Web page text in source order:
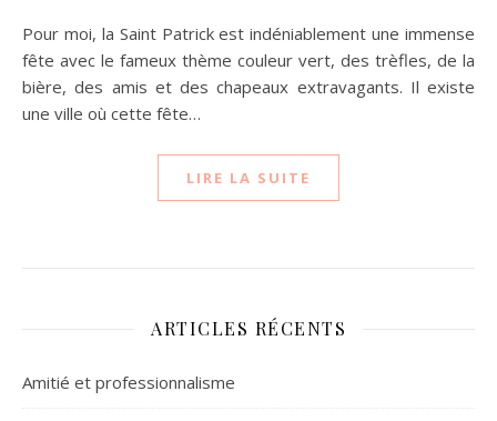
Pour moi, la Saint Patrick est indéniablement une immense
fête avec le fameux thème couleur vert, des trèfles, de la
bière, des amis et des chapeaux extravagants. Il existe
une ville où cette fête…
LIRE LA SUITE
ARTICLES RÉCENTS
Amitié et professionnalisme